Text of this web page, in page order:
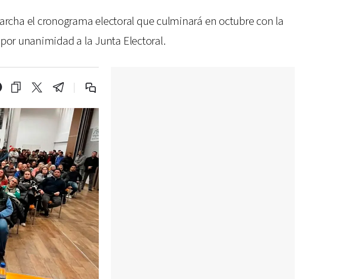
el cronograma electoral que culminará en octubre con la
unanimidad a la Junta Electoral.